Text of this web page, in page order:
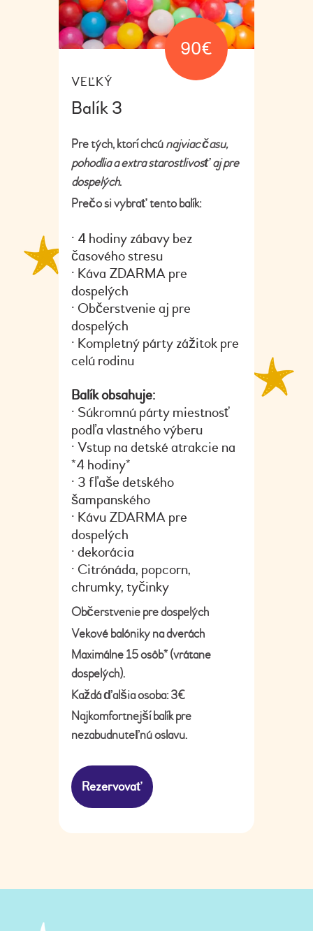
90€
VEĽKÝ
Balík 3
Pre tých, ktorí chcúnajviac času,
pohodlia a extra starostlivosť aj pre
dospelých.
Prečo si vybrať tento balík:
• 4 hodiny zábavy bez
časového stresu
• Káva ZDARMA pre
dospelých
• Občerstvenie aj pre
dospelých
• Kompletný párty zážitok pre
celú rodinu
Balík obsahuje:
• Súkromnú párty miestnosť
podľa vlastného výberu
• Vstup na detské atrakcie na
*4 hodiny*
• 3 fľaše detského
šampanského
• Kávu ZDARMA pre
dospelých
• dekorácia
• Citrónáda, popcorn,
chrumky, tyčinky
Občerstvenie pre dospelých
Vekové balóniky na dverách
Maximálne 15 osôb* (vrátane
dospelých).
Každá ďalšia osoba: 3€
Najkomfortnejší balík pre
nezabudnuteľnú oslavu.
Rezervovať